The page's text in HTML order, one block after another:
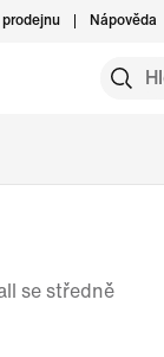
prodejnu Nápověda
se středně